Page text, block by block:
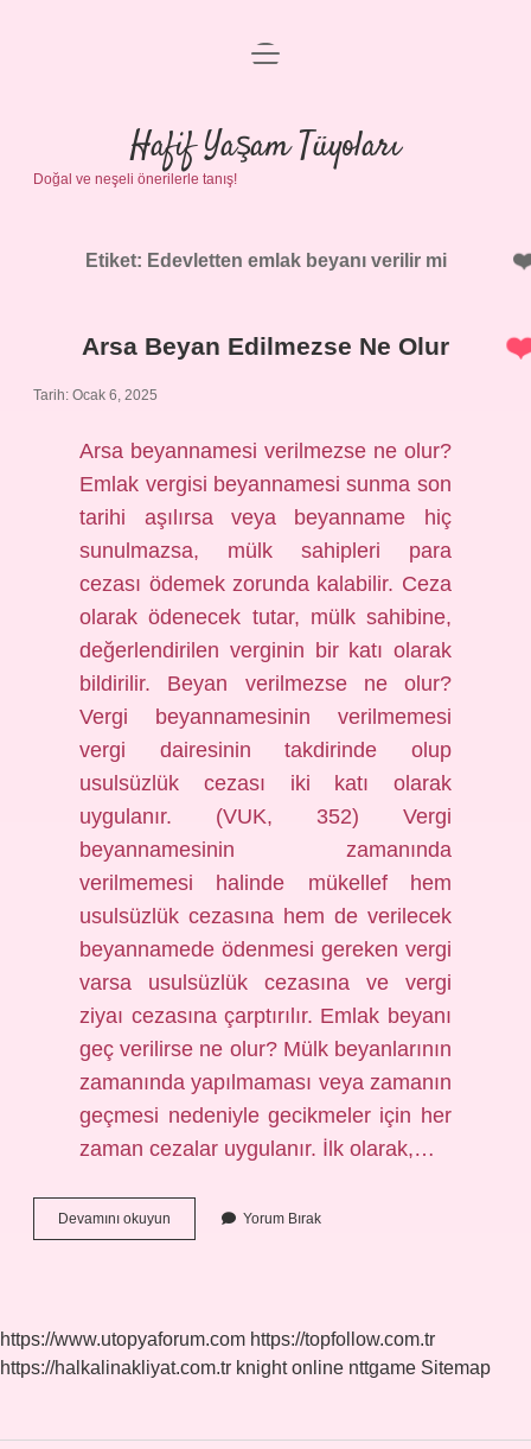
Anasayfa
Gizlilik Politikası
Yasal Uyarı
menüyü
Hafif Yaşam Tüyoları
Doğal ve neşeli önerilerle tanış!
Etiket: Edevletten emlak beyanı verilir mi
Arsa Beyan Edilmezse Ne Olur
Tarih: Ocak 6, 2025
Arsa beyannamesi verilmezse ne olur?
Emlak vergisi beyannamesi sunma son
tarihi aşılırsa veya beyanname hiç
sunulmazsa, mülk sahipleri para
cezası ödemek zorunda kalabilir. Ceza
olarak ödenecek tutar, mülk sahibine,
değerlendirilen verginin bir katı olarak
bildirilir. Beyan verilmezse ne olur?
Vergi beyannamesinin verilmemesi
vergi dairesinin takdirinde olup
usulsüzlük cezası iki katı olarak
uygulanır. (VUK, 352) Vergi
beyannamesinin zamanında
verilmemesi halinde mükellef hem
usulsüzlük cezasına hem de verilecek
beyannamede ödenmesi gereken vergi
varsa usulsüzlük cezasına ve vergi
ziyaı cezasına çarptırılır. Emlak beyanı
geç verilirse ne olur? Mülk beyanlarının
zamanında yapılmaması veya zamanın
geçmesi nedeniyle gecikmeler için her
zaman cezalar uygulanır. İlk olarak,…
Devamını okuyun
Beyan
Yorum Bırak
https://www.utopyaforum.com https://topfollow.com.tr
https://halkalinakliyat.com.tr knight online nttgame Sitemap